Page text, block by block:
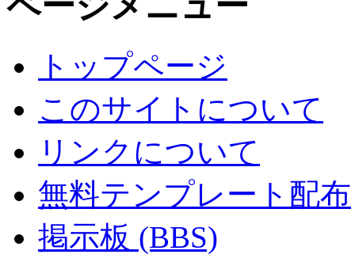
トップページ
このサイトについて
リンクについて
無料テンプレート配布
掲示板 (BBS)